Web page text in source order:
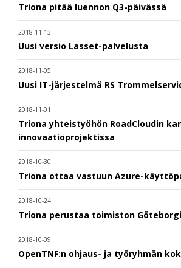
Triona pitää luennon Q3-päivässä
2018-11-13
Uusi versio Lasset-palvelusta
2018-11-05
Uusi IT-järjestelmä RS
2018-11-01
Triona yhteistyöhön RoadCloudin
innovaatioprojektissa
2018-10-30
Triona ottaa vastuun Azure-
2018-10-24
Triona perustaa toimiston
2018-10-09
OpenTNF:n ohjaus- ja työryhmän